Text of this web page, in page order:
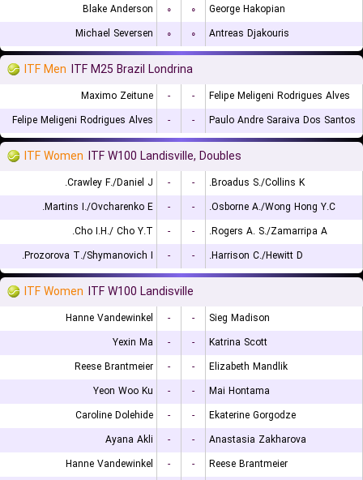
Blake Anderson
۰ ۰
George Hakopian
Michael Seversen
۰ ۰ Antreas Djakouris
ITF Men ITF M25 Brazil Londrina
Maximo Zeitune - -
Felipe Meligeni Rodrigues Alves
Felipe Meligeni Rodrigues Alves
- - Paulo Andre Saraiva Dos Santos
ITF Women ITF W100 Landisville, Doubles
Crawley F./Daniel J. - -
Broadus S./Collins K.
Martins I./Ovcharenko E.
- -
Osborne A./Wong Hong Y.C.
Cho I.H./ Cho Y.T.
- -
Rogers A. S./Zamarripa A.
Prozorova T./Shymanovich I.
- - Harrison C./Hewitt D.
ITF Women ITF W100 Landisville
Hanne Vandewinkel - -
Sieg Madison
Yexin Ma
- -
Katrina Scott
Reese Brantmeier
- -
Elizabeth Mandlik
Yeon Woo Ku
- -
Mai Hontama
Caroline Dolehide
- -
Ekaterine Gorgodze
Ayana Akli
- -
Anastasia Zakharova
Hanne Vandewinkel
- -
Reese Brantmeier